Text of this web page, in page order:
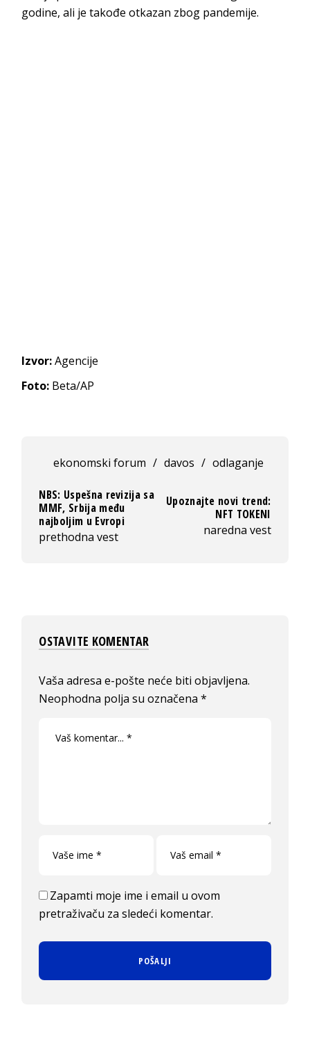
godine, ali je takođe otkazan zbog pandemije.
Izvor:Agencije
Foto: Beta/AP
ekonomski forum / davos / odlaganje
NBS: Uspešna revizija sa
MMF, Srbija među
najboljim u Evropi
prethodna vest
Upoznajte novi trend:
NFT TOKENI
naredna vest
OSTAVITE KOMENTAR
Vaša adresa e-pošte neće biti objavljena.
Neophodna polja su označena*
Zapamti moje ime i email u ovom
pretraživaču za sledeći komentar.